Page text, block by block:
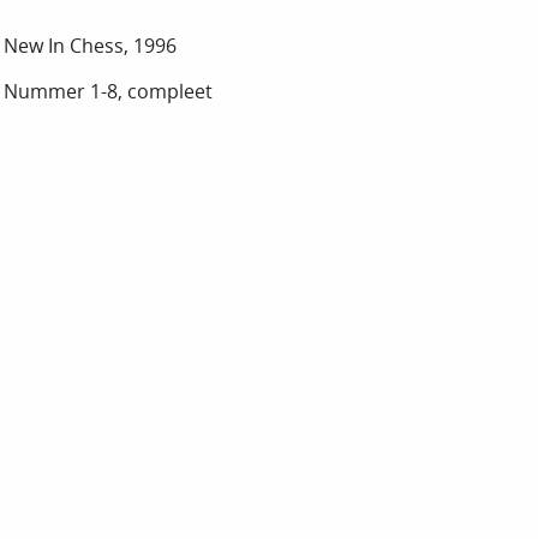
New In Chess, 1996
Nummer 1-8, compleet